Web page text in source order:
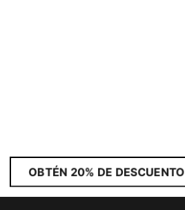
OBTÉN 20% DE DESCUENTO